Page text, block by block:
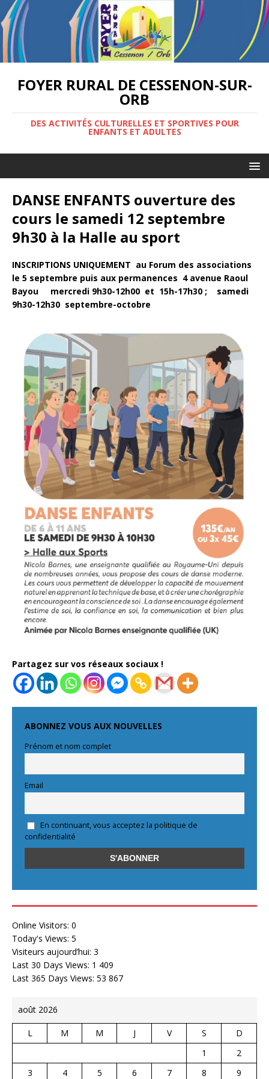
FOYER RURAL DE CESSENON-SUR-
ORB
DES ACTIVITÉS CULTURELLES ET SPORTIVES POUR
ENFANTS ET ADULTES
DANSE ENFANTS ouverture des
cours le samedi 12 septembre
9h30 à la Halle au sport
INSCRIPTIONS UNIQUEMENT au Forum des associations
le 5 septembre puis aux permanences 4 avenue Raoul
Bayou mercredi 9h30-12h00 et 15h-17h30 ; samedi
9h30-12h30 septembre-octobre
Partagez sur vos réseaux sociaux !
ABONNEZ VOUS AUX NOUVELLES
Prénom et nom complet
Email
En continuant, vous acceptez la politique de
confidentialité
Online Visitors: 0
Today's Views: 5
Visiteurs aujourd’hui: 3
Last 30 Days Views: 1 409
Last 365 Days Views: 53 867
août 2026
L M M J V S
D
1
2
3
4 5 6 7 8 9